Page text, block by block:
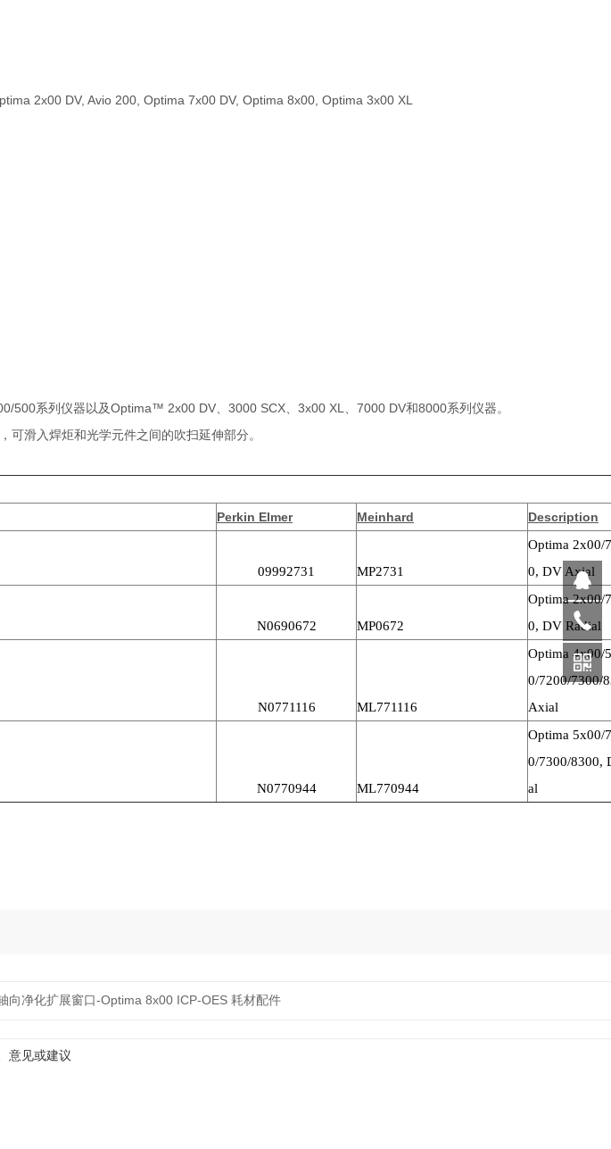
2x00 DV, Avio 200, Optima 7x00 DV, Optima 8x00, Optima 3x00 XL
500系列仪器以及Optima™ 2x00 DV、3000 SCX、3x00 XL、7000 DV和8000系列仪器。
滑入焊炬和光学元件之间的吹扫延伸部分。
Perkin Elmer Meinhard Description
09992731
MP2731
Optima 2x00/
0, DV Axial
N0690672
MP0672
Optima 2x00/
0, DV Radial
N0771116
ML771116
Optima 4x00/
0/7200/7300/
Axial
N0770944
ML770944
Optima 5x00/
0/7300/8300,
al